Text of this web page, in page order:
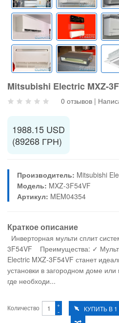
Mitsubishi Electric MXZ-
0 отзывов |
1988.15 USD
(89268 ГРН)
Производитель: Mitsubishi
Модель: MXZ-3F54VF
Артикул: MEM04354
Краткое описание
Инверторная мульти сплит
3F54VF Преимущества: ✓
Electric MXZ-3F54VF станет
установки в загородном доме
где необходи...
Количество -
+